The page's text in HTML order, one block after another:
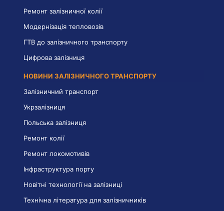
Ремонт залізничної колії
Модернізація тепловозів
ГТВ до залізничного транспорту
Цифрова залізниця
НОВИНИ ЗАЛІЗНИЧНОГО ТРАНСПОРТУ
Залізничний транспорт
Укрзалізниця
Польська залізниця
Ремонт колії
Ремонт локомотивів
Інфраструктура порту
Новітні технології на залізниці
Технічна література для залізничників